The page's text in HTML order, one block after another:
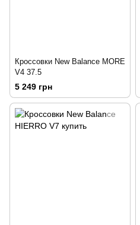
Кроссовки New Balance MORE
V4 37.5
5 249 грн